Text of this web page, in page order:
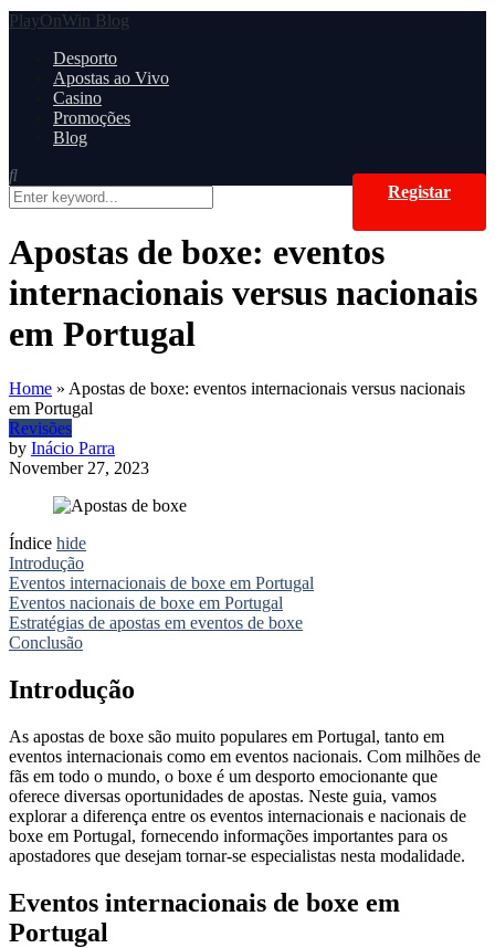
PlayOnWin Blog
Desporto
Apostas ao Vivo
Casino
Promoções
Blog
Registar
Apostas de boxe: eventos
internacionais versus nacionais
em Portugal
Home » Apostas de boxe: eventos internacionais versus nacionais
em Portugal
Revisões
by Inácio Parra
November 27, 2023
Índice hide
Introdução
Eventos internacionais de boxe em Portugal
Eventos nacionais de boxe em Portugal
Estratégias de apostas em eventos de boxe
Conclusão
Introdução
As apostas de boxe são muito populares em Portugal, tanto em
eventos internacionais como em eventos nacionais. Com milhões de
fãs em todo o mundo, o boxe é um desporto emocionante que
oferece diversas oportunidades de apostas. Neste guia, vamos
explorar a diferença entre os eventos internacionais e nacionais de
boxe em Portugal, fornecendo informações importantes para os
apostadores que desejam tornar-se especialistas nesta modalidade.
Eventos internacionais de boxe em
Portugal